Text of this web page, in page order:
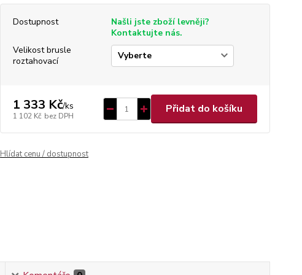
Dostupnost
Našli jste zboží levněji?
Kontaktujte nás.
Velikost brusle
roztahovací
1 333 Kč/ks
1 102 Kč bez DPH
Přidat do košíku
Hlídat cenu / dostupnost